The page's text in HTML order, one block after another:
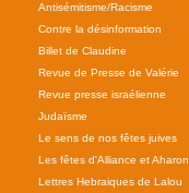
Antisémitisme/Racisme
Contre la désinformation
Billet de Claudine
Revue de Presse de Valérie
Revue presse israélienne
Judaïsme
Le sens de nos fêtes juives
Les fêtes d'Alliance et Aharon
Lettres Hebraiques de Lalou